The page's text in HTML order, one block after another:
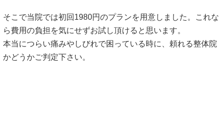
そこで当院では初回1980円のプランを用意しました。これな
ら費用の負担を気にせずお試し頂けると思います。
本当につらい痛みやしびれで困っている時に、頼れる整体院
かどうかご判定下さい。